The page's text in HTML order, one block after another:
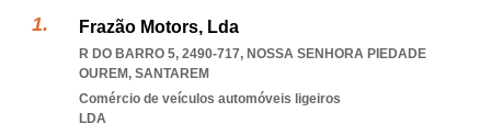
Frazão Motors, Lda
R DO BARRO 5, 2490-717, NOSSA SENHORA PIEDADE
OUREM, SANTAREM
Comércio de veículos automóveis ligeiros
LDA